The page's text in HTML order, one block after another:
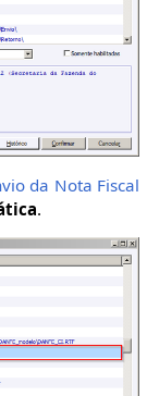
da Nota Fiscal
.